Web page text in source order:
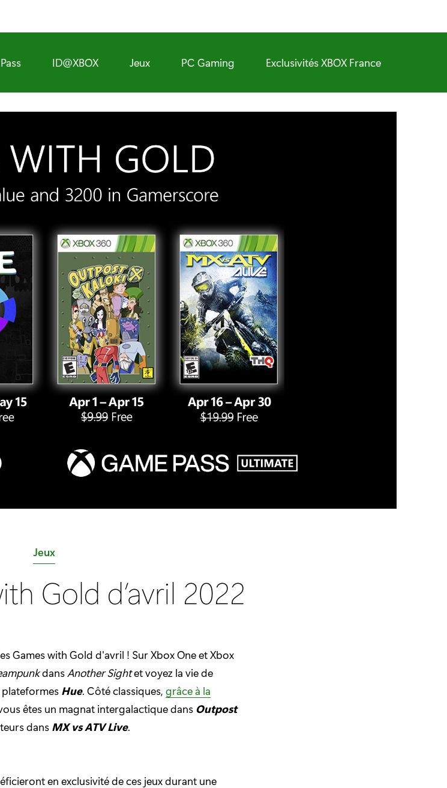
ID@XBOX Jeux PC Gaming Exclusivités XBOX France
C
r
i
e
:
Jeux
Gold d’avril 2022
Games with Gold d'avril ! Sur Xbox One et Xbox
dans Another Sightet voyez la vie de
plateformes Hue. Côté classiques, grâce à la
êtes un magnat intergalactique dans Outpost
dans MX vs ATV Live.
en exclusivité de ces jeux durant une